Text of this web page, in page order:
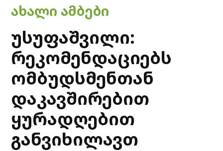
POSTED
IN
ᲐᲮᲐᲚᲘ ᲐᲛᲑᲔᲑᲘ
უსუფაშვილი:
რეკომენდაციებს
ომბუდსმენთან
დაკავშირებით
ყურადღებით
განვიხილავთ